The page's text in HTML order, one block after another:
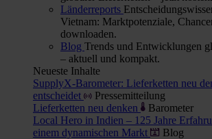
Länderreports
Vietnam: Marktpotenziale,
downloaden.
Blog Trends und Entwicklungen
– aktuell und kompakt.
Neueste Inhalte
SupplyX-Barometer: Lieferketten neu
entscheidet
Pressemitteilung
Lieferketten neu denken
Barometer
Local Hero in Indien – 125 Jahre
einem dynamischen Markt
Blog